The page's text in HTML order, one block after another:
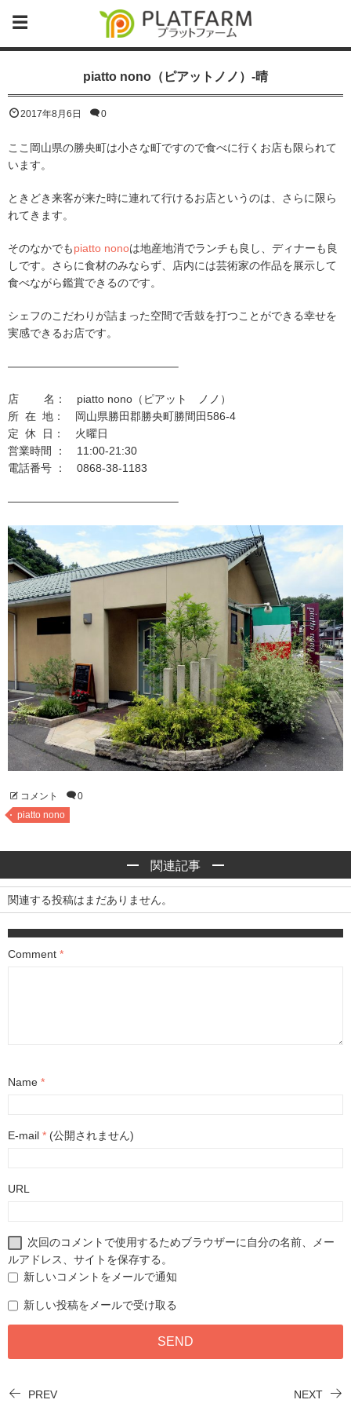
piatto nono（ピアットノノ）-晴
2017年8月6日 0
ここ岡山県の勝央町は小さな町ですので食べに行くお店も限られて
います。
ときどき来客が来た時に連れて行けるお店というのは、さらに限ら
れてきます。
そのなかでもpiatto nonoは地産地消でランチも良し、ディナーも良
しです。さらに食材のみならず、店内には芸術家の作品を展示して
食べながら鑑賞できるのです。
シェフのこだわりが詰まった空間で舌鼓を打つことができる幸せを
実感できるお店です。
———————————————–
店 名： piatto nono（ピアット ノノ）
所 在 地： 岡山県勝田郡勝央町勝間田586-4
定 休 日： 火曜日
営業時間 ： 11:00-21:30
電話番号 ： 0868-38-1183
———————————————–
コメント
0
piatto nono
関連記事
関連する投稿はまだありません。
Comment *
Name *
E-mail * (公開されません)
URL
次回のコメントで使用するためブラウザーに自分の名前、メー
ルアドレス、サイトを保存する。
新しいコメントをメールで通知
新しい投稿をメールで受け取る
PREV NEXT